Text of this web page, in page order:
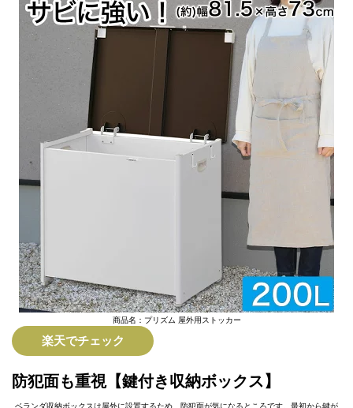
商品名：プリズム 屋外用ストッカー
楽天でチェック
防犯面も重視【鍵付き収納ボックス】
ベランダ収納ボックスは屋外に設置するため、防犯面が気になるところです。最初から鍵が